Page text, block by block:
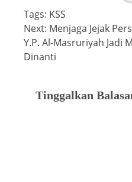
Tags: KSS
Next: Menjaga Jejak
Y.P. Al-Masruriyah Jadi
Dinanti
Tinggalkan